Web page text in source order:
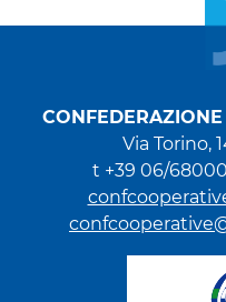
Via Torino,
t +39 06/